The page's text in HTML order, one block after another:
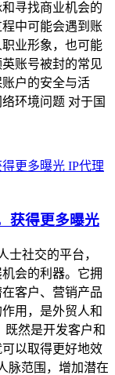
寻找商业机会的
中可能会遇到账
业形象，也可能
账号被封的常见
户的安全与活
环境问题 对于国
IP代理
获得更多曝光
士社交的平台，
会的利器。它拥
客户、营销产品
用，是外贸人和
既然是开发客户和
以取得更好地效
脉范围，增加潜在